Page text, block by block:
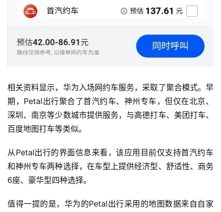
相关资料显示，华为入场网约车服务，采取了聚合模式。早
期，Petal出行聚合了首汽约车、神州专车，但仅在北京、
深圳、南京等少数城市提供服务，与高德打车、美团打车、
百度地图打车等类似。
从Petal出行的界面信息来看，该应用目前仅支持首汽约车
和神州专车两种选择，在车型上提供经济型、舒适性、商务
6座、豪华型四种选择。
值得一提的是，华为的Petal出行采用的地图数据来自自家